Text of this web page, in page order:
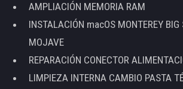
AMPLIACIÓN MEMORIA RAM
INSTALACIÓN macOS MONTEREY
MOJAVE
REPARACIÓN CONECTOR
LIMPIEZA INTERNA CAMBIO PASTA